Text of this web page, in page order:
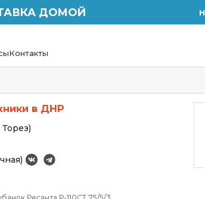
ДОМОЙ
Контакты
в ДНР